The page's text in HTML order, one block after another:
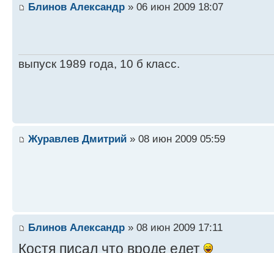
Блинов Александр » 06 июн 2009 18:07
выпуск 1989 года, 10 б класс.
Журавлев Дмитрий » 08 июн 2009 05:59
Блинов Александр » 08 июн 2009 17:11
Костя писал что вроде едет